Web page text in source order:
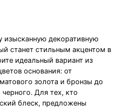
изысканную декоративную
станет стильным акцентом в
идеальный вариант из
основания: от
золота и бронзы до
Для тех, кто
блеск, предложены